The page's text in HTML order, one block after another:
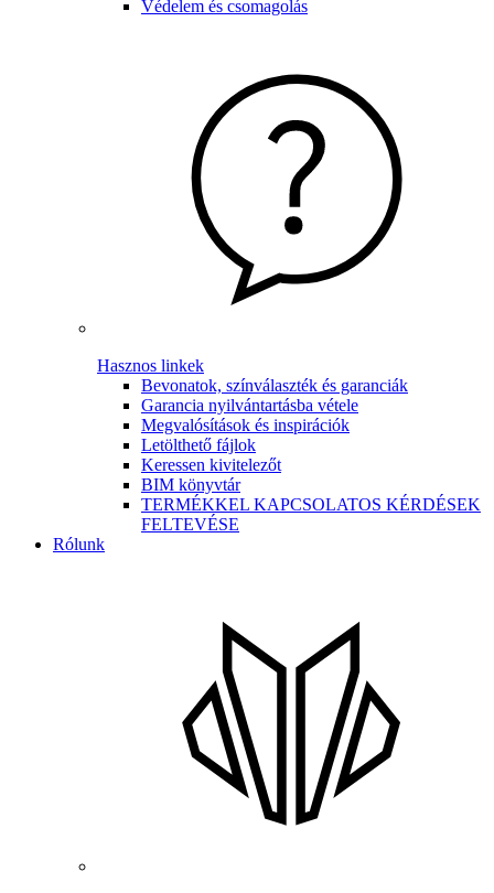
Védelem és csomagolás
Hasznos linkek
Bevonatok, színválaszték és garanciák
Garancia nyilvántartásba vétele
Megvalósítások és inspirációk
Letölthető fájlok
Keressen kivitelezőt
BIM könyvtár
TERMÉKKEL KAPCSOLATOS KÉRDÉSEK
FELTEVÉSE
Rólunk